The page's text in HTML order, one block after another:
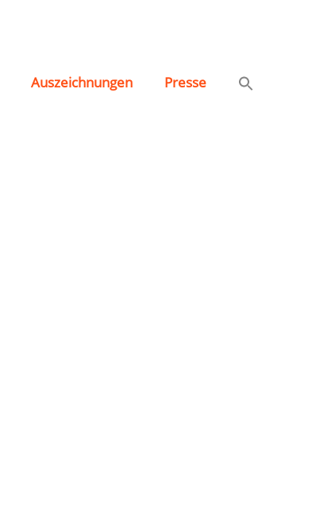
Auszeichnungen Presse